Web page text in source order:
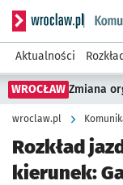
Serwis
Aktualności
WROCŁAW Zmiana
wroclaw.pl
Rozkład
kierunek: